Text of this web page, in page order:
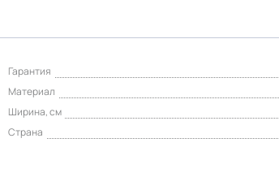
Гарантия
Материал
Ширина, см
Страна